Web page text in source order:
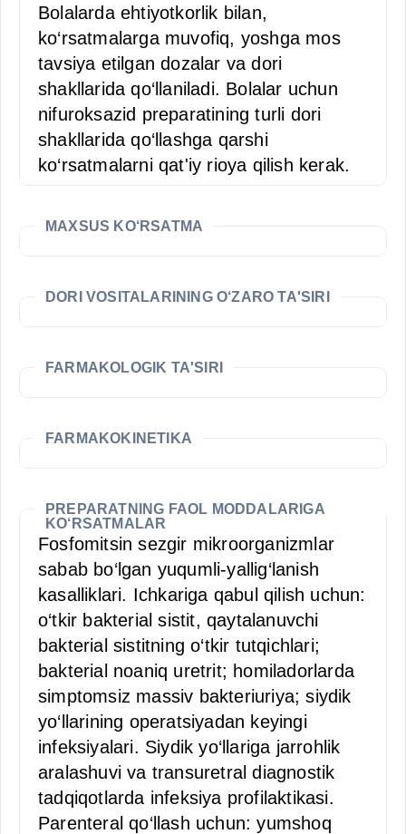
Bolalarda ehtiyotkorlik bilan,
ko‘rsatmalarga muvofiq, yoshga mos
tavsiya etilgan dozalar va dori
shakllarida qo‘llaniladi. Bolalar uchun
nifuroksazid preparatining turli dori
shakllarida qo‘llashga qarshi
ko‘rsatmalarni qat'iy rioya qilish kerak.
MAXSUS KO‘RSATMA
DORI VOSITALARINING O‘ZARO TA'SIRI
FARMAKOLOGIK TA'SIRI
FARMAKOKINETIKA
PREPARATNING FAOL MODDALARIGA
KO‘RSATMALAR
Fosfomitsin sezgir mikroorganizmlar
sabab bo‘lgan yuqumli-yallig‘lanish
kasalliklari. Ichkariga qabul qilish uchun:
o‘tkir bakterial sistit, qaytalanuvchi
bakterial sistitning o‘tkir tutqichlari;
bakterial noaniq uretrit; homiladorlarda
simptomsiz massiv bakteriuriya; siydik
yo‘llarining operatsiyadan keyingi
infeksiyalari. Siydik yo‘llariga jarrohlik
aralashuvi va transuretral diagnostik
tadqiqotlarda infeksiya profilaktikasi.
Parenteral qo‘llash uchun: yumshoq